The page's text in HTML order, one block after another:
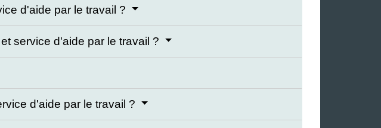
d'aide par le travail ?
service d'aide par le travail ?
d'aide par le travail ?